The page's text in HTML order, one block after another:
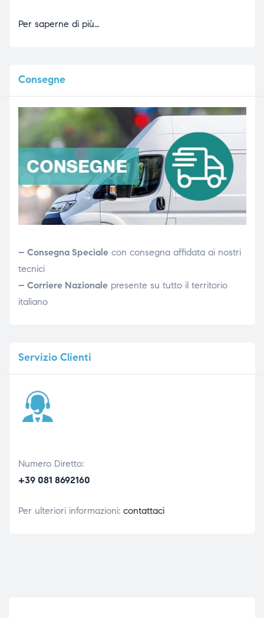
Per saperne di più…
Consegne
– Consegna Specialecon consegna affidata ai nostri
tecnici
– Corriere Nazionalepresente su tutto il territorio
italiano
ServizioClienti
Numero Diretto:
+39 081 8692160
Per ulteriori informazioni: contattaci